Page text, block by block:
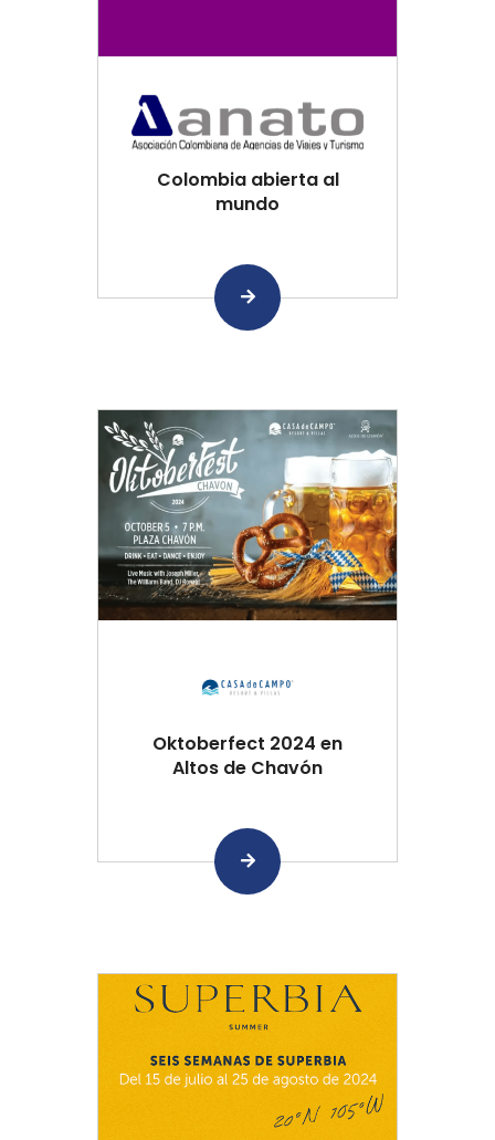
Colombia abierta al
mundo
Oktoberfect 2024 en
Altos de Chavón